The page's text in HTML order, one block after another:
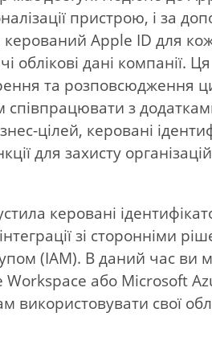
пристрою, і за
Apple ID для
облікові дані компанії.
та розповсюдження
співпрацювати з
цілей, керовані
для захисту
керовані
зі сторонніми
(IAM). В даний час ви
Workspace або Microsoft
використовувати свої